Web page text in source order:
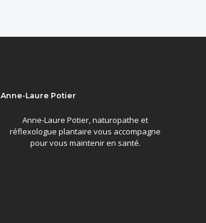
Anne-Laure Potier
Anne-Laure Potier, naturopathe et
réflexologue plantaire vous accompagne
pour vous maintenir en santé.